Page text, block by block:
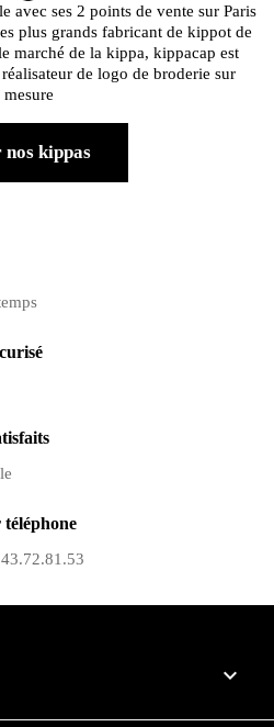
avec ses 2 points de vente sur Paris
plus grands fabricant de kippot de
marché de la kippa, kippacap est
de logo de broderie sur
mesure
nos kippas
